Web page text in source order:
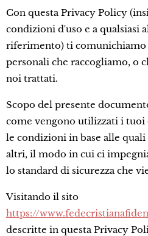
Con questa Privacy Policy
condizioni d'uso e a qualsiasi
riferimento) ti comunichiamo
personali che raccogliamo, o
noi trattati.
Scopo del presente
come vengono utilizzati i tuoi
le condizioni in base alle
altri, il modo in cui ci
lo standard di sicurezza che
Visitando il sito
https://
descritte in questa Privacy